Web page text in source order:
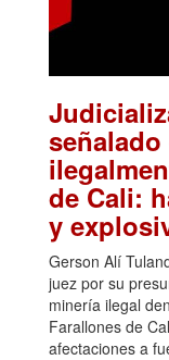
de Cali:
y
Gerson Alí
juez por su
minería ilegal
Farallones de
afectaciones a